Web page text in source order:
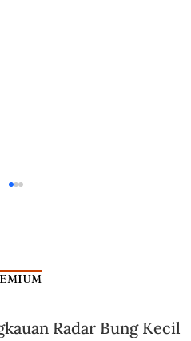
Radar Bung Kecil